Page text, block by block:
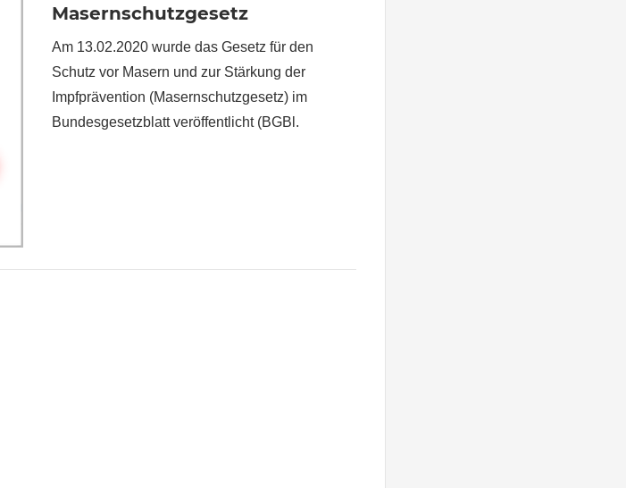
Masernschutzgesetz
Am 13.02.2020 wurde das Gesetz für den
Schutz vor Masern und zur Stärkung der
Impfprävention (Masernschutzgesetz) im
Bundesgesetzblatt veröffentlicht (BGBl.